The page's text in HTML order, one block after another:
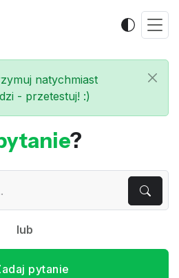
natychmiast
- przetestuj! :)
?
lub
pytanie